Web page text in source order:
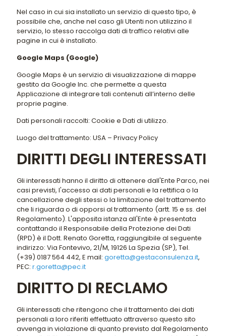
Nel caso in cui sia installato un servizio di questo tipo, è
possibile che, anche nel caso gli Utenti non utilizzino il
servizio, lo stesso raccolga dati di traffico relativi alle
pagine in cui è installato.
Google Maps (Google)
Google Maps è un servizio di visualizzazione di mappe
gestito da Google Inc. che permette a questa
Applicazione di integrare tali contenuti all’interno delle
proprie pagine.
Dati personali raccolti: Cookie e Dati di utilizzo.
Luogo del trattamento: USA – Privacy Policy
DIRITTI DEGLI INTERESSATI
Gli interessati hanno il diritto di ottenere dall'Ente Parco, nei
casi previsti, l'accesso ai dati personali e la rettifica o la
cancellazione degli stessi o la limitazione del trattamento
che li riguarda o di opporsi al trattamento (artt. 15 e ss. del
Regolamento). L'apposita istanza all'Ente è presentata
contattando il Responsabile della Protezione dei Dati
(RPD) è il Dott. Renato Goretta, raggiungibile al seguente
indirizzo: Via Fontevivo, 21/M, 19126 La Spezia (SP), Tel.
(+39) 0187 564 442, E mail: goretta@gestaconsulenza.it,
PEC: r.goretta@pec.it
DIRITTO DI RECLAMO
Gli interessati che ritengono che il trattamento dei dati
personali a loro riferiti effettuato attraverso questo sito
avvenga in violazione di quanto previsto dal Regolamento